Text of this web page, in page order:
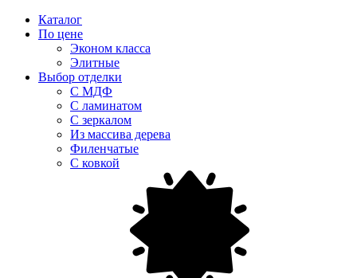
Каталог
По цене
Эконом класса
Элитные
Выбор отделки
С МДФ
С ламинатом
С зеркалом
Из массива дерева
Филенчатые
С ковкой